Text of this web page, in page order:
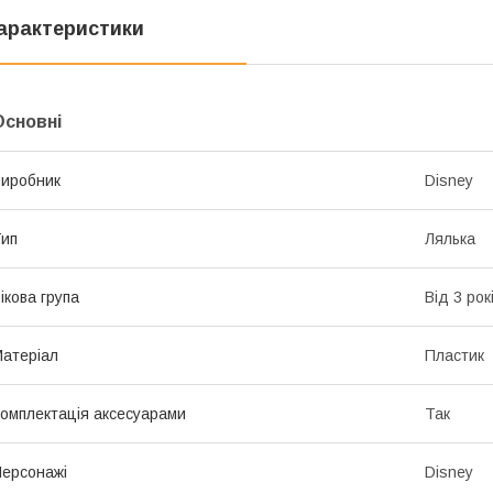
Disney
Лялька
група Від 3
Пластик
аксесуарами Так
Disney